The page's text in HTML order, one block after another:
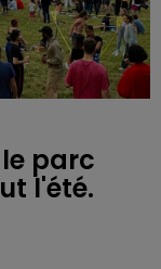
parc
l'été.